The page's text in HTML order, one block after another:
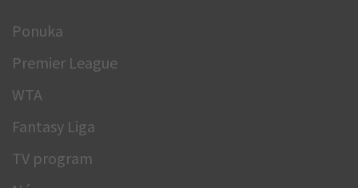
Ponuka
Premier League
WTA
Fantasy Liga
TV program